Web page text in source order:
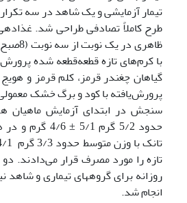
تیمار آزمایشی و یک شاهد در سه
طرح کاملاً تصادفی طراحی شد.
با کرم‌های تازه قطعه‌قطعه شده
گیاهان چغندر قرمز، کلم قرمز و
پرورش‌یافته با کود و برگ خشک
سنجش در ابتدای آزمایش ماهیان
حدود 5/2 گرم 5/
تازه را مورد مصرف قرار می‌دادند.
روزانه برای گروههای تیماری و شاهد
انجام شد.